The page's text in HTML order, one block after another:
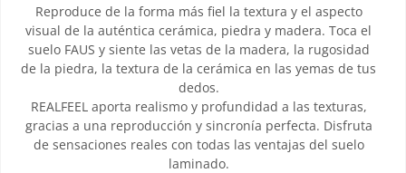
Reproduce de la forma más fiel la textura y el aspecto
visual de la auténtica cerámica, piedra y madera. Toca el
suelo FAUS y siente las vetas de la madera, la rugosidad
de la piedra, la textura de la cerámica en las yemas de tus
dedos.
REALFEEL aporta realismo y profundidad a las texturas,
gracias a una reproducción y sincronía perfecta. Disfruta
de sensaciones reales con todas las ventajas del suelo
laminado.